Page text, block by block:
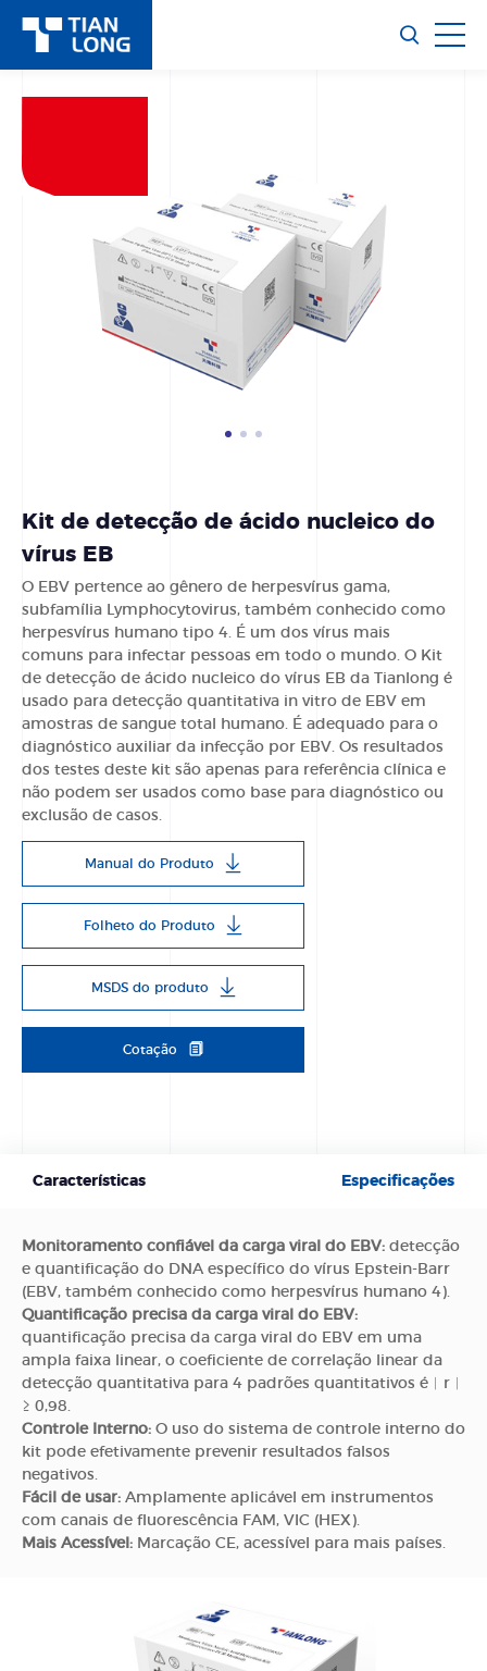
Kit de detecção de ácido nucleico do
vírus EB
O EBV pertence ao gênero de herpesvírus gama,
subfamília Lymphocytovirus, também conhecido como
herpesvírus humano tipo 4. É um dos vírus mais
comuns para infectar pessoas em todo o mundo. O Kit
de detecção de ácido nucleico do vírus EB da Tianlong é
usado para detecção quantitativa in vitro de EBV em
amostras de sangue total humano. É adequado para o
diagnóstico auxiliar da infecção por EBV. Os resultados
dos testes deste kit são apenas para referência clínica e
não podem ser usados como base para diagnóstico ou
exclusão de casos.
Manual do Produto
Folheto do Produto
MSDS do produto
Cotação
Características Especificações
Monitoramento confiável da carga viral do EBV: detecção
e quantificação do DNA específico do vírus Epstein-Barr
(EBV, também conhecido como herpesvírus humano 4).
Quantificação precisa da carga viral do EBV:
quantificação precisa da carga viral do EBV em uma
ampla faixa linear, o coeficiente de correlação linear da
detecção quantitativa para 4 padrões quantitativos é︱r︱
≥ 0,98.
Controle Interno: O uso do sistema de controle interno do
kit pode efetivamente prevenir resultados falsos
negativos.
Fácil de usar: Amplamente aplicável em instrumentos
com canais de fluorescência FAM, VIC (HEX).
Mais Acessível: Marcação CE, acessível para mais países.